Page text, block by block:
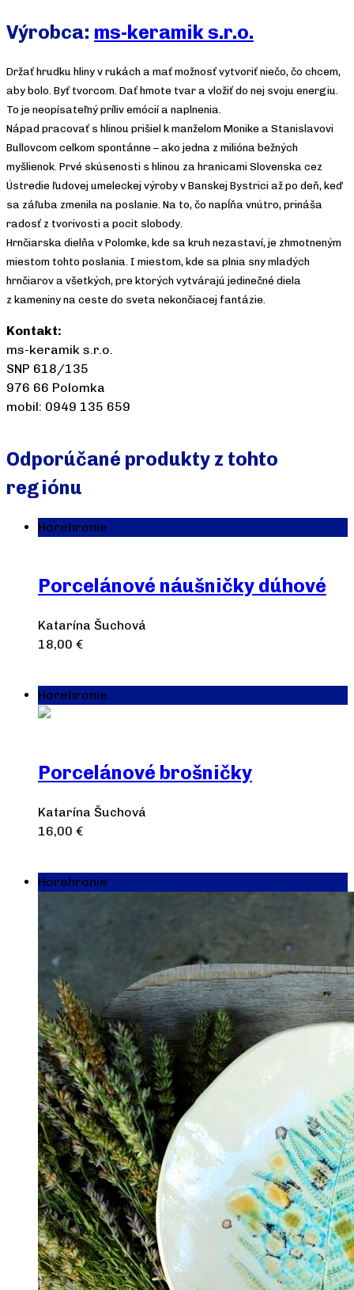
Výrobca: ms-keramik s.r.o.
Držať hrudku hliny v rukách a mať možnosť vytvoriť niečo, čo chcem,
aby bolo. Byť tvorcom. Dať hmote tvar a vložiť do nej svoju energiu.
To je neopísateľný príliv emócií a naplnenia.
Nápad pracovať s hlinou prišiel k manželom Monike a Stanislavovi
Bullovcom celkom spontánne – ako jedna z milióna bežných
myšlienok. Prvé skúsenosti s hlinou za hranicami Slovenska cez
Ústredie ľudovej umeleckej výroby v Banskej Bystrici až po deň, keď
sa záľuba zmenila na poslanie. Na to, čo napĺňa vnútro, prináša
radosť z tvorivosti a pocit slobody.
Hrnčiarska dielňa v Polomke, kde sa kruh nezastaví, je zhmotneným
miestom tohto poslania. I miestom, kde sa plnia sny mladých
hrnčiarov a všetkých, pre ktorých vytvárajú jedinečné diela
z kameniny na ceste do sveta nekončiacej fantázie.
Kontakt:
ms-keramik s.r.o.
SNP 618/135
976 66 Polomka
mobil: 0949 135 659
Odporúčané produkty z tohto
regiónu
Horehronie
Porcelánové náušničky dúhové
Katarína Šuchová
18,00 €
Horehronie
Porcelánové brošničky
Katarína Šuchová
16,00 €
Horehronie